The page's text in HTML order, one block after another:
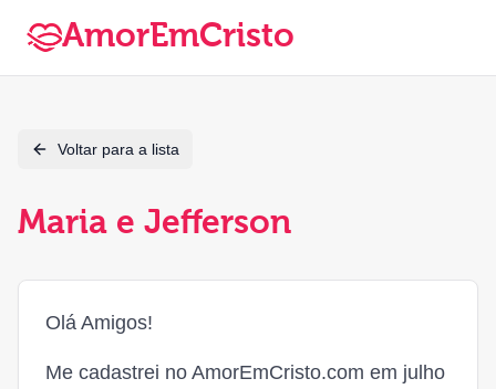
AmorEmCristo
Voltar para a lista
Maria e Jefferson
Olá Amigos!
Me cadastrei no AmorEmCristo.com em julho